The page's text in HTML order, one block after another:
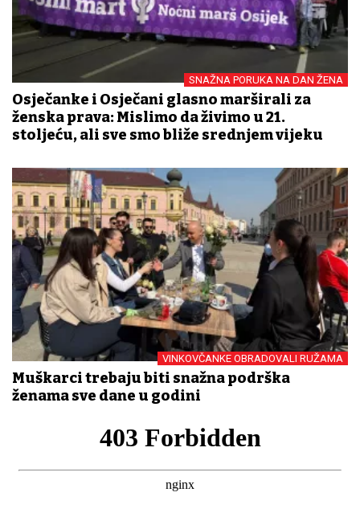
SNAŽNA PORUKA NA DAN ŽENA
Osječanke i Osječani glasno marširali za
ženska prava: Mislimo da živimo u 21.
stoljeću, ali sve smo bliže srednjem vijeku
VINKOVČANKE OBRADOVALI RUŽAMA
Muškarci trebaju biti snažna podrška
ženama sve dane u godini